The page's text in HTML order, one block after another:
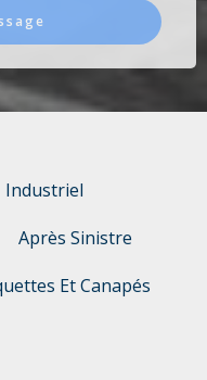
Industriel
Après Sinistre
Et Canapés